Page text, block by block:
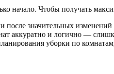
начало. Чтобы получать
после значительных
аккуратно и логично —
уборки по